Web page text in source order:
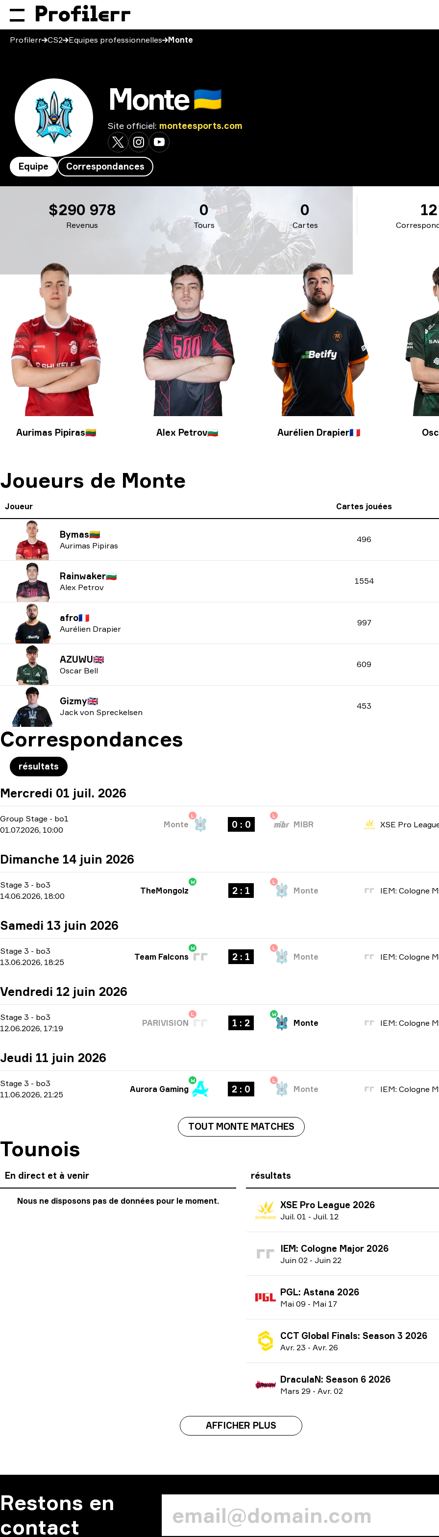
Profilerr CS2 Equipes professionnelles Monte
Monte 🇺🇦
Site officiel: monteesports.com
Equipe Correspondances
Revenus
$290 978
Tours
0
Cartes
0 12
Aurimas Pipiras🇱🇹 Alex Petrov🇧🇬 Aurélien Drapier🇫🇷
Joueurs de Monte
Joueur Cartes jouées
Bymas🇱🇹
Aurimas Pipiras
496
Rainwaker🇧🇬
Alex Petrov
1554
afro🇫🇷
Aurélien Drapier
997
AZUWU🇬🇧
Oscar Bell
609
Gizmy🇬🇧
Jack von Spreckelsen
453
Correspondances
résultats
Mercredi 01 juil. 2026
Group Stage - bo1
01.07.2026, 10:00
L
Monte 0 : 0
L
MIBR XSE Pro
Dimanche 14 juin 2026
Stage 3 - bo3
14.06.2026, 18:00
W
TheMongolz 2 : 1
L
Monte
Samedi 13 juin 2026
Stage 3 - bo3
13.06.2026, 18:25
W
Team Falcons 2 : 1
L
Monte
Vendredi 12 juin 2026
Stage 3 - bo3
12.06.2026, 17:19
L
PARIVISION 1 : 2
W
Monte
Jeudi 11 juin 2026
Stage 3 - bo3
11.06.2026, 21:25
W
Aurora Gaming 2 : 0
L
Monte
TOUT MONTE MATCHES
Tounois
En direct et à venir
Nous ne disposons pas de données pour le moment.
résultats
XSE Pro League 2026
Juil. 01 - Juil. 12
IEM: Cologne Major 2026
Juin 02 - Juin 22
PGL: Astana 2026
Mai 09 - Mai 17
CCT Global Finals: Season 3 2026
Avr. 23 - Avr. 26
DraculaN: Season 6 2026
Mars 29 - Avr. 02
AFFICHER PLUS
Restons en
contact